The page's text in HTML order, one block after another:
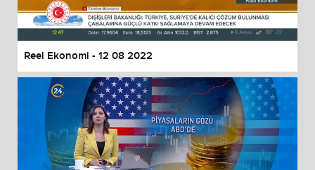
Reel Ekonomi - 12 08 2022